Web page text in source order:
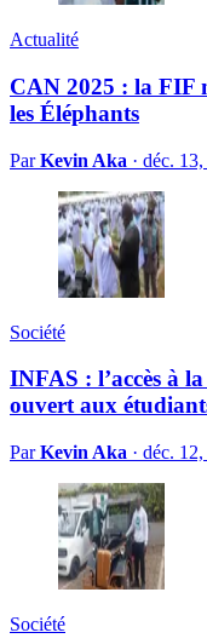
Actualité
CAN 2025 : la FIF
les Éléphants
ParKevin Aka · déc.
Société
INFAS : l’accès à
ouvert aux
ParKevin Aka · déc.
Société